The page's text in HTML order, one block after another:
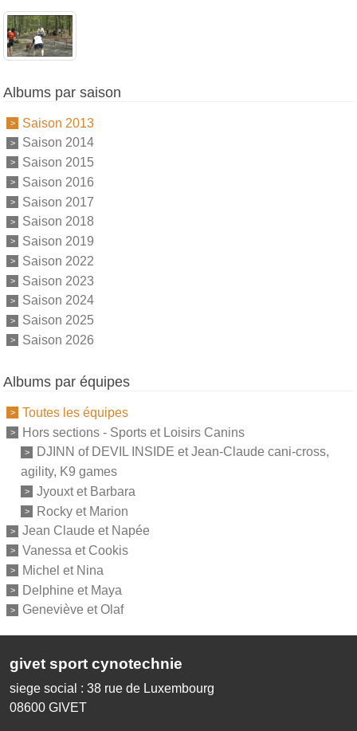
Albums par saison
Saison 2013
Saison 2014
Saison 2015
Saison 2016
Saison 2017
Saison 2018
Saison 2019
Saison 2022
Saison 2023
Saison 2024
Saison 2025
Saison 2026
Albums par équipes
Toutes les équipes
Hors sections - Sports et Loisirs Canins
DJINN of DEVIL INSIDE et Jean-Claude cani-cross,
agility, K9 games
Jyouxt et Barbara
Rocky et Marion
Jean Claude et Napée
Vanessa et Cookis
Michel et Nina
Delphine et Maya
Geneviève et Olaf
givet sport cynotechnie
siege social : 38 rue de Luxembourg
08600 GIVET